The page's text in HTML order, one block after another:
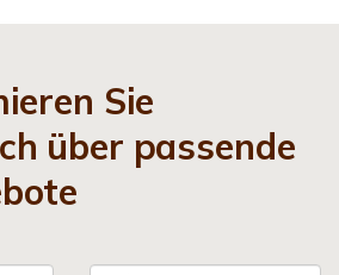
Sie
über passende